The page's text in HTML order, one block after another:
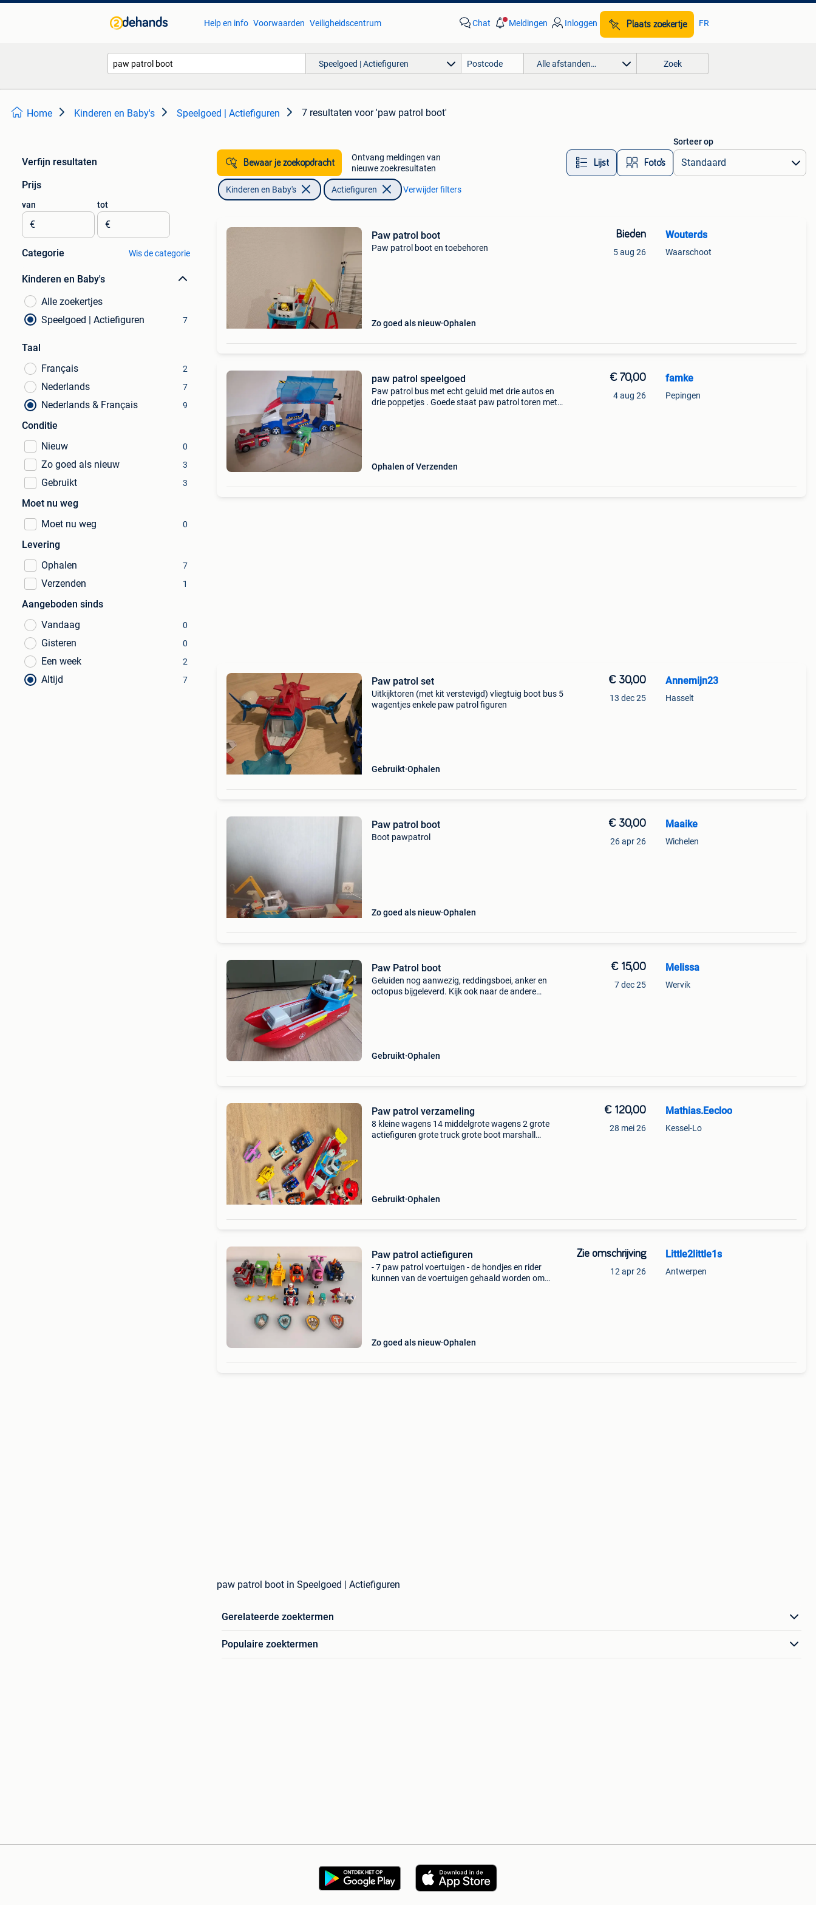
Help en info Voorwaarden Veiligheidscentrum Chat Meldingen Inloggen Plaats zoekertje FR
Speelgoed | Actiefiguren Alle afstanden… Zoek
Home Kinderen en Baby's Speelgoed | Actiefiguren 7 resultaten voor 'paw patrol boot'
Verfijn resultaten
Prijs
van
€
tot
€
Categorie Wis de categorie
Kinderen en Baby's
Alle zoekertjes
Speelgoed | Actiefiguren
7
Taal
Français
2
Nederlands 7
Nederlands & Français 9
Conditie
Nieuw
0
Zo goed als nieuw 3
Gebruikt 3
Moet nu weg
Moet nu weg
0
Levering
Ophalen
7
Verzenden 1
Aangeboden sinds
Vandaag
0
Gisteren 0
Een week 2
Altijd 7
Bewaar je zoekopdracht
Ontvang meldingen van
nieuwe zoekresultaten
Lijst Foto’s
Sorteer op
Kinderen en Baby's Actiefiguren Verwijder filters
Paw patrol boot
Paw patrol boot en toebehoren
Zo goed als nieuw Ophalen
Bieden
5 aug 26
Wouterds
Waarschoot
paw patrol speelgoed
Paw patrol bus met echt geluid met drie autos en
drie poppetjes . Goede staat paw patrol toren met
Ophalen of Verzenden
€ 70,00
4 aug 26
famke
Pepingen
Paw patrol set
Uitkijktoren (met kit verstevigd) vliegtuig boot bus 5
wagentjes enkele paw patrol figuren
Gebruikt Ophalen
€ 30,00
13 dec 25
Annemijn23
Hasselt
Paw patrol boot
Boot pawpatrol
Zo goed als nieuw Ophalen
€ 30,00
26 apr 26
Maaike
Wichelen
Paw Patrol boot
Geluiden nog aanwezig, reddingsboei, anker en
octopus bijgeleverd. Kijk ook naar de andere
Gebruikt Ophalen
€ 15,00
7 dec 25
Melissa
Wervik
Paw patrol verzameling
8 kleine wagens 14 middelgrote wagens 2 grote
actiefiguren grote truck grote boot marshall
Gebruikt Ophalen
€ 120,00
28 mei 26
Mathias.Eecloo
Kessel-Lo
Paw patrol actiefiguren
- 7 paw patrol voertuigen - de hondjes en rider
kunnen van de voertuigen gehaald worden om
Zo goed als nieuw Ophalen
Zie omschrijving
12 apr 26
Little2little1s
Antwerpen
paw patrol boot in Speelgoed | Actiefiguren
Gerelateerde zoektermen
Populaire zoektermen